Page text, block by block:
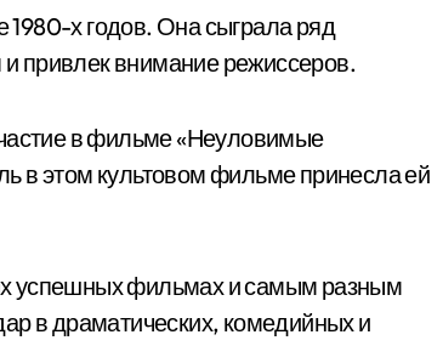
1980-х годов. Она сыграла ряд
привлек внимание режиссеров.
в фильме «Неуловимые
в этом культовом фильме принесла ей
успешных фильмах и самым разным
в драматических, комедийных и